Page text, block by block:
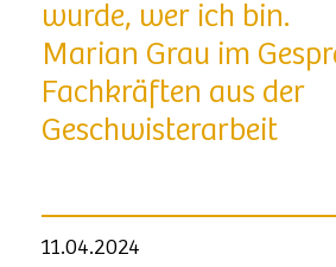
wurde, wer ich bin.
Marian Grau im
Fachkräften aus der
Geschwisterarbeit
11.04.2024